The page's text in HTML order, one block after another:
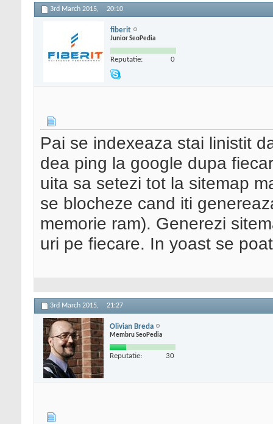
3rd March 2015, 20:10
fiberit
Junior SeoPedia
Reputatie: 0
Pai se indexeaza stai linistit
dea ping la google dupa
uita sa setezi tot la sitemap
se blocheze cand iti
memorie ram). Generezi
uri pe fiecare. In yoast se
3rd March 2015, 21:27
Olivian Breda
Membru SeoPedia
Reputatie: 30